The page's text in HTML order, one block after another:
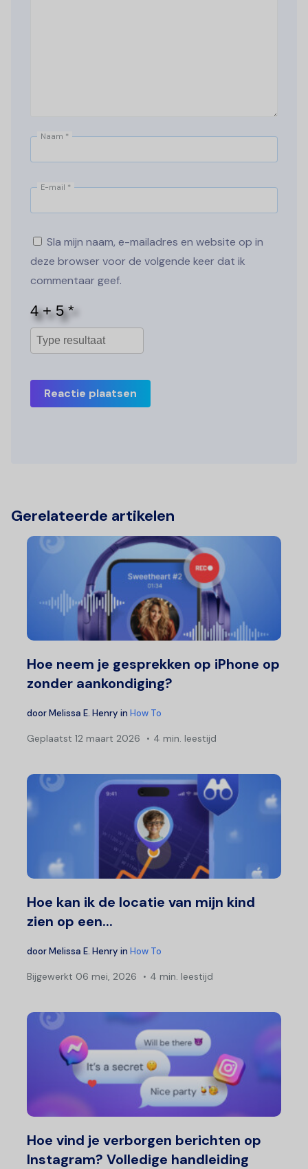
Naam *
E-mail *
Sla mijn naam, e-mailadres en website op in
deze browser voor de volgende keer dat ik
commentaar geef.
Reactie plaatsen
Gerelateerde artikelen
Hoe neem je gesprekken op iPhone op
zonder aankondiging?
doorMelissa E. Henry in How To
Geplaatst 12 maart 2026 4 min. leestijd
Hoe kan ik de locatie van mijn kind
zien op een...
doorMelissa E. Henry in How To
Bijgewerkt 06 mei, 2026 4 min. leestijd
Hoe vind je verborgen berichten op
Instagram? Volledige handleiding